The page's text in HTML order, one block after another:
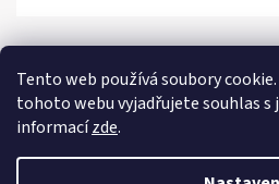
Tento web používá soubory
tohoto webu vyjadřujete souhlas s
informacízde.